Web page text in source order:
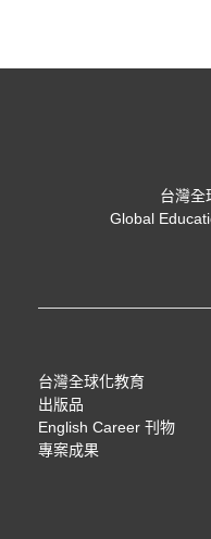
台灣全
Global
台灣全球化教育
出版品
English Career 刊物
專案成果